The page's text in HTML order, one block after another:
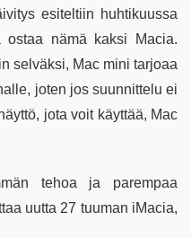
esiteltiin huhtikuussa
nämä kaksi Macia.
selväksi, Mac mini tarjoaa
joten jos suunnittelu ei
jota voit käyttää, Mac
tehoa ja parempaa
uutta 27 tuuman iMacia,